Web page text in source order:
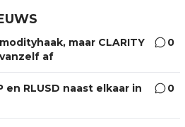
maar CLARITY
af
0
en RLUSD naast elkaar in
0